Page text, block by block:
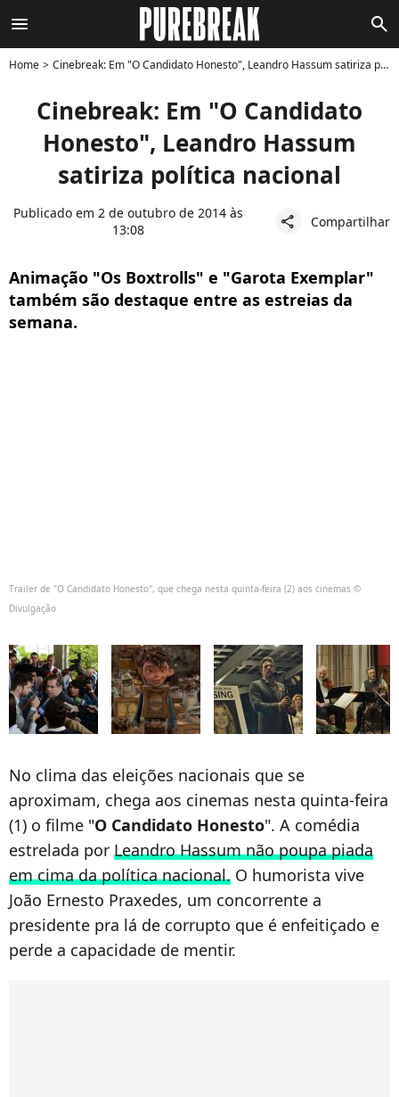
menu search
Home Cinebreak: Em "O Candidato Honesto", Leandro Hassum satiriza política nacional
Cinebreak: Em "O Candidato
Honesto", Leandro Hassum
satiriza política nacional
Publicado em 2 de outubro de 2014 às
13:08
share Compartilhar
Animação "Os Boxtrolls" e "Garota Exemplar"
também são destaque entre as estreias da
semana.
Trailer de "O Candidato Honesto", que chega nesta quinta-feira (2) aos cinemas ©
Divulgação
No clima das eleições nacionais que se
aproximam, chega aos cinemas nesta quinta-feira
(1) o filme "O Candidato Honesto". A comédia
estrelada por Leandro Hassum não poupa piada
em cima da política nacional. O humorista vive
João Ernesto Praxedes, um concorrente a
presidente pra lá de corrupto que é enfeitiçado e
perde a capacidade de mentir.